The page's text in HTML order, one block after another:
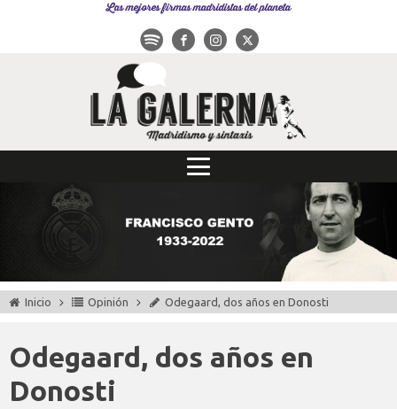
Las mejores firmas madridistas del planeta
Inicio Opinión Odegaard, dos años en Donosti
Odegaard, dos años en
Donosti